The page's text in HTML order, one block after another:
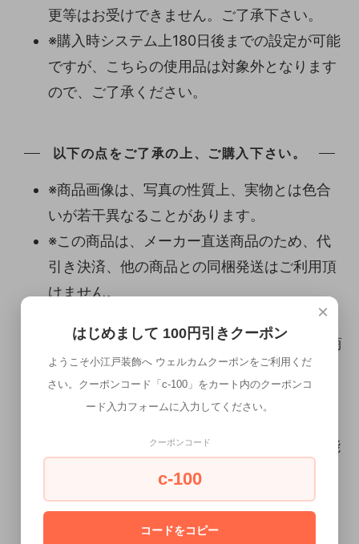
更等はお受けできません。ご了承下さい。
※購入時システム上180日後までの設定が可能
ですが、こちらの使用品は対象外となります
ので、ご了承ください。
以下の点をご了承の上、ご購入下さい。
※商品画像は、写真の性質上、実物とは色合
いが若干異なることがあります。
※この商品は、メーカー直送商品のため、代
引き決済、他の商品との同梱発送はご利用頂
けません。
※こちらの商品は、最長で約1ヶ月先までのお
取り置きが可能です。(決済が完了している商
品に限ります。) 是非お申し付け下さい。そ
の場合、取り置き中のキャンセル、商品の変
※購入時システム上180日後までの設定が可能
ですが、こちらの使用品は対象外となります
ので、ご了承ください。
×
はじめまして 100円引きクーポン
ようこそ小江戸装飾へ ウェルカムクーポンをご利用くだ
さい。クーポンコード「c-100」をカート内のクーポンコ
ード入力フォームに入力してください。
クーポンコード
c-100
コードをコピー